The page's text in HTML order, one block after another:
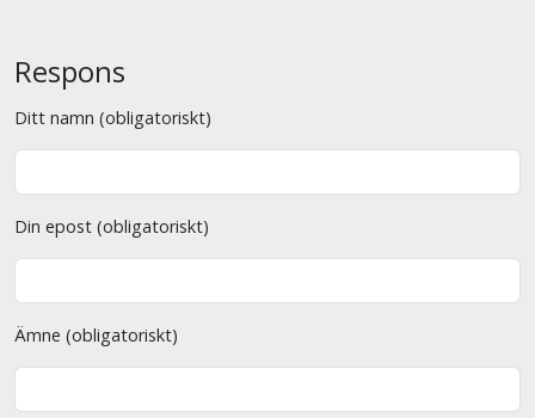
Respons
Ditt namn (obligatoriskt)
Din epost (obligatoriskt)
Ämne (obligatoriskt)